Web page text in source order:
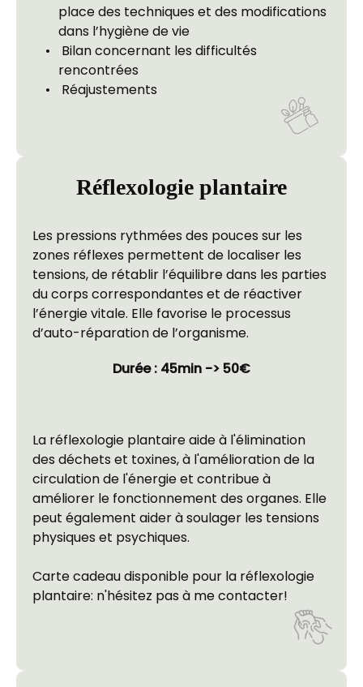
place des techniques et des modifications
dans l’hygiène de vie
Bilan concernant les difficultés
rencontrées
Réajustements
Réflexologie plantaire
Les pressions rythmées des pouces sur les
zones réflexes permettent de localiser les
tensions, de rétablir l’équilibre dans les parties
du corps correspondantes et de réactiver
l’énergie vitale. Elle favorise le processus
d’auto-réparation de l’organisme.
Durée : 45min -> 50€
La réflexologie plantaire aide à l'élimination
des déchets et toxines, à l'amélioration de la
circulation de l'énergie et contribue à
améliorer le fonctionnement des organes. Elle
peut également aider à soulager les tensions
physiques et psychiques.
Carte cadeau disponible pour la réflexologie
plantaire: n'hésitez pas à me contacter!